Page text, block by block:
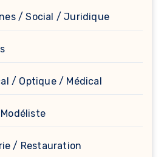
/ Social / Juridique
/ Optique / Médical
/ Restauration